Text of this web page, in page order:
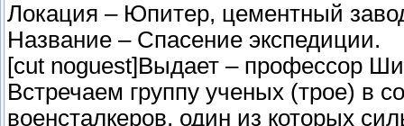
Локация – Юпитер, цементный
Название – Спасение экспедиции.
[cut noguest]Выдает – профессор
Встречаем группу ученых (трое) в
военсталкеров, один из которых